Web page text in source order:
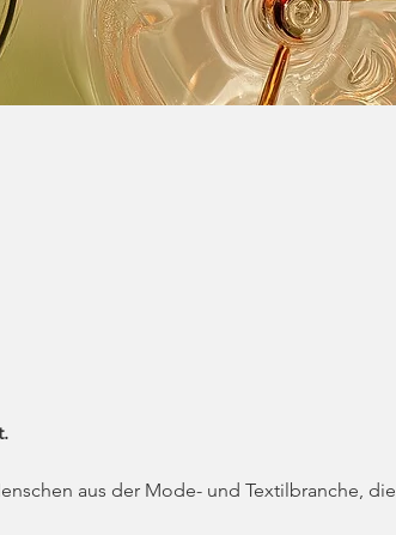
aus der Mode- und Textilbranche, die